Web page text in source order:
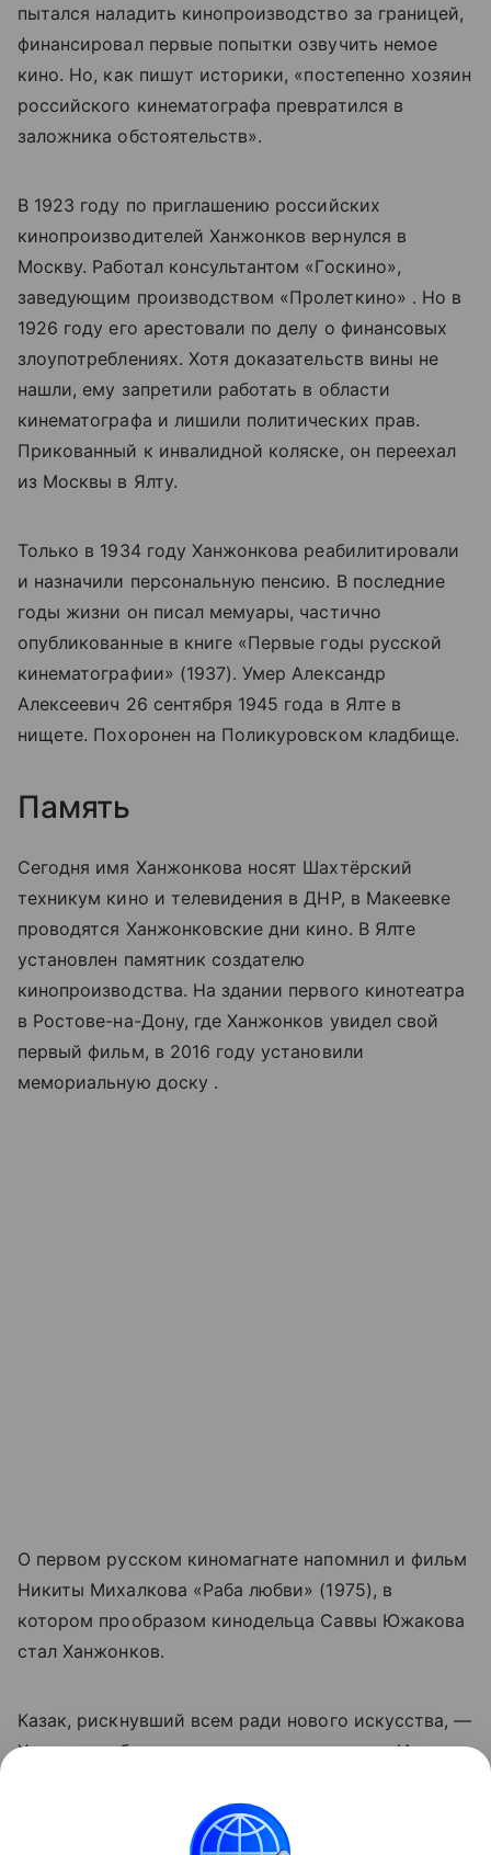
пытался наладить кинопроизводство за границей,
финансировал первые попытки озвучить немое
кино. Но, как пишут историки, «постепенно хозяин
российского кинематографа превратился в
заложника обстоятельств».
В 1923 году по приглашению российских
кинопроизводителей Ханжонков вернулся в
Москву. Работал консультантом «Госкино»,
заведующим производством «Пролеткино» . Но в
1926 году его арестовали по делу о финансовых
злоупотреблениях. Хотя доказательств вины не
нашли, ему запретили работать в области
кинематографа и лишили политических прав.
Прикованный к инвалидной коляске, он переехал
из Москвы в Ялту.
Только в 1934 году Ханжонкова реабилитировали
и назначили персональную пенсию. В последние
годы жизни он писал мемуары, частично
опубликованные в книге «Первые годы русской
кинематографии» (1937). Умер Александр
Алексеевич 26 сентября 1945 года в Ялте в
нищете. Похоронен на Поликуровском кладбище.
Память
Сегодня имя Ханжонкова носят Шахтёрский
техникум кино и телевидения в ДНР, в Макеевке
проводятся Ханжонковские дни кино. В Ялте
установлен памятник создателю
кинопроизводства. На здании первого кинотеатра
в Ростове-на-Дону, где Ханжонков увидел свой
первый фильм, в 2016 году установили
мемориальную доску .
О первом русском киномагнате напомнил и фильм
Никиты Михалкова «Раба любви» (1975), в
котором прообразом кинодельца Саввы Южакова
стал Ханжонков.
Казак, рискнувший всем ради нового искусства, —
Ханжонков был настоящим подвижником. Именно
стоит российское кино